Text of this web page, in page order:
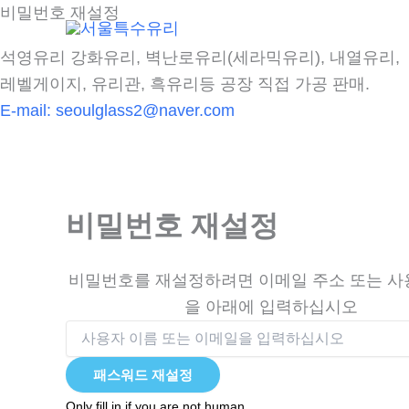
콘
츠
로
건
비밀번호 재설정
석영유리 강화유리, 벽난로유리(세라믹유리), 내열유리,
레벨게이지, 유리관, 흑유리등 공장 직접 가공 판매.
E-mail: seoulglass2@naver.com
비밀번호 재설정
비밀번호를 재설정하려면 이메일 주소 또는 사
을 아래에 입력하십시오
Only fill in if you are not human